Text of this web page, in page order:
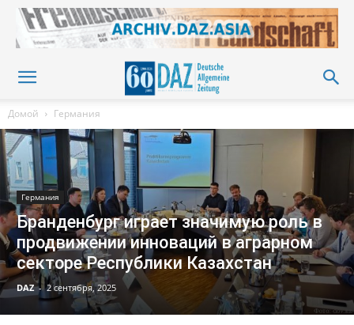
Домой Германия
Германия
Бранденбург играет значимую роль в
продвижении инноваций в аграрном
секторе Республики Казахстан
DAZ - 2 сентября, 2025